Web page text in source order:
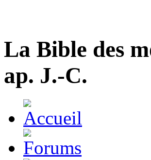
La Bible des
ap. J.-C.